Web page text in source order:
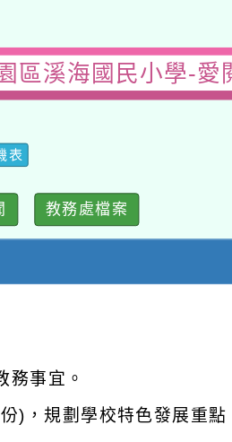
區溪海國民小學-愛
表
教務處檔案
務事宜。
)，規劃學校特色發展重點